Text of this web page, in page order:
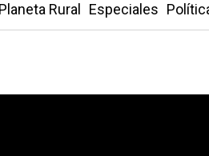
Rural Especiales